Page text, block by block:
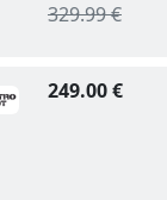
329.99 €
249.00 €